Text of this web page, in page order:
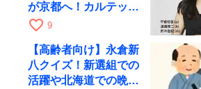
が京都へ！カルテッ
ト・ツアー京都公演を
favorite_border 9
【高齢者向け】永倉新
八クイズ！新選組での
活躍や北海道での晩年